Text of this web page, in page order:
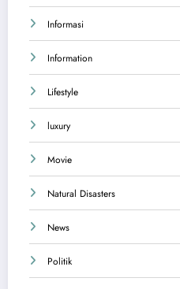
Informasi
Information
Lifestyle
luxury
Movie
Natural Disasters
News
Politik